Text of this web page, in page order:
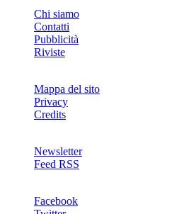
Chi siamo
Contatti
Pubblicità
Riviste
Mappa del sito
Privacy
Credits
Newsletter
Feed RSS
Facebook